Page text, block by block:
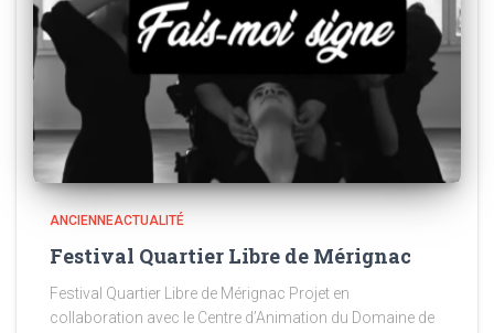
ANCIENNEACTUALITÉ
Festival Quartier Libre de Mérignac
Festival Quartier Libre de Mérignac Projet en
collaboration avec le Centre d’Animation du Domaine de